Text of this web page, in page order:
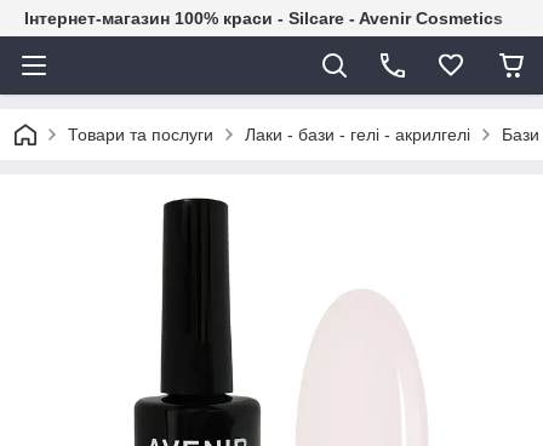
Інтернет-магазин 100% краси - Silcare - Avenir Cosmetics
Товари та послуги Лаки - бази - гелі - акрилгелі